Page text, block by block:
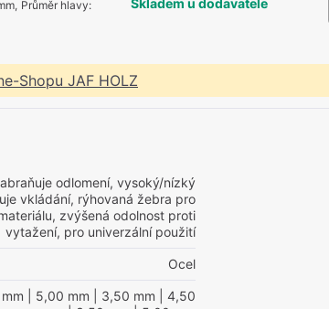
, Průměr hlavy:
Skladem u dodavatele
Shopu JAF HOLZ
odlomení, vysoký/nízký
vkládání, rýhovaná žebra pro
zvýšená odolnost proti
vytažení, pro univerzální použití
Ocel
| 5,00 mm | 3,50 mm | 4,50